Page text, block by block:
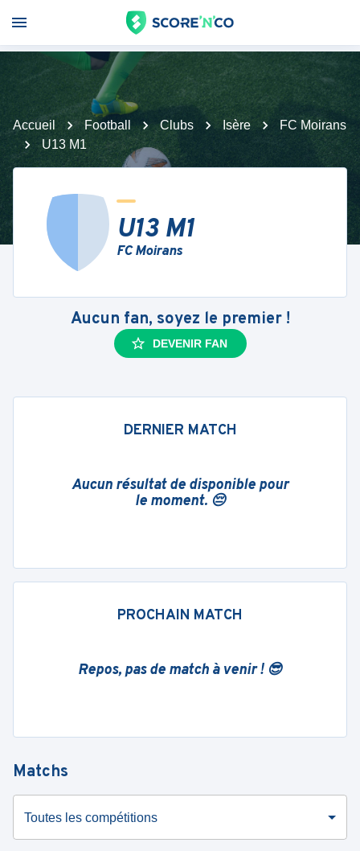
Accueil Football Clubs Isère
FC Moirans
U13 M1
U13 M1
FC Moirans
Aucun fan, soyez le premier !
DEVENIR FAN
DERNIER MATCH
Aucun résultat de disponible pour
le moment. 😔
PROCHAIN MATCH
Repos, pas de match à venir ! 😎
Matchs
Toutes les compétitions